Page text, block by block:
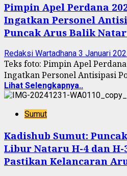
Pimpin Apel Perdana
Ingatkan Personel
Puncak Arus Balik
Redaksi Wartadhana 3 Januari
Teks foto: Pimpin Apel
Ingatkan Personel Antisipasi
Lihat Selengkapnya..
Sumut
Kadishub Sumut:
Libur Nataru H-4 dan H-
Pastikan Kelancaran